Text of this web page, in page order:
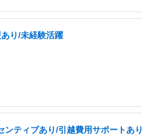
り/未経験活躍
ティブあり/引越費用サポートあり